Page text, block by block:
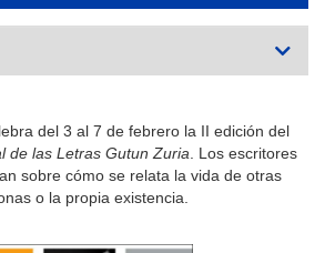
del 3 al 7 de febrero la II edición del
de las Letras Gutun Zuria . Los escritores
sobre cómo se relata la vida de otras
o la propia existencia.